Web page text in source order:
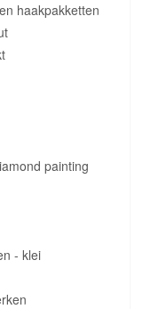
haakpakketten
painting
- klei